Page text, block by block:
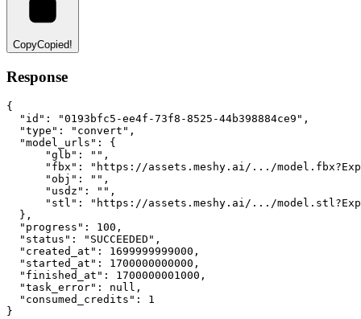
CopyCopied!
Response
{
"id" : "0193bfc5-ee4f-73f8-8525-44b398884ce9" ,
"type" : "convert" ,
"model_urls" :
{
"glb" : "" ,
"fbx" :
"https://assets.meshy.ai/.../
"obj" : "" ,
"usdz" : "" ,
"stl" :
"https://assets.meshy.ai/.../
  }
,
"progress" : 100 ,
"status" : "SUCCEEDED" ,
"created_at" : 1699999999000 ,
"started_at" : 1700000000000 ,
"finished_at" : 1700000001000 ,
"task_error" : null ,
"consumed_credits" :
1
}